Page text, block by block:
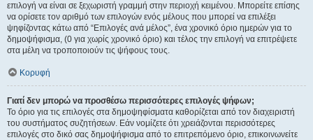
επιλογή να είναι σε ξεχωριστή γραμμή στην περιοχή κειμένου. Μπορείτε επίσης
να ορίσετε τον αριθμό των επιλογών ενός μέλους που μπορεί να επιλέξει
ψηφίζοντας κάτω από “Επιλογές ανά μέλος”, ένα χρονικό όριο ημερών για το
δημοψήφισμα, (0 για χωρίς χρονικό όριο) και τέλος την επιλογή να επιτρέψετε
στα μέλη να τροποποιούν τις ψήφους τους.
Κορυφή
Γιατί δεν μπορώ να προσθέσω περισσότερες επιλογές ψήφων;
Το όριο για τις επιλογές στα δημοψηφίσματα καθορίζεται από τον διαχειριστή
του συστήματος συζητήσεων. Εάν νομίζετε ότι χρειάζονται περισσότερες
επιλογές στο δικό σας δημοψήφισμα από το επιτρεπόμενο όριο, επικοινωνείτε